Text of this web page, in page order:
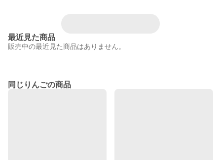
最近見た商品
販売中の最近見た商品はありません。
同じりんごの商品